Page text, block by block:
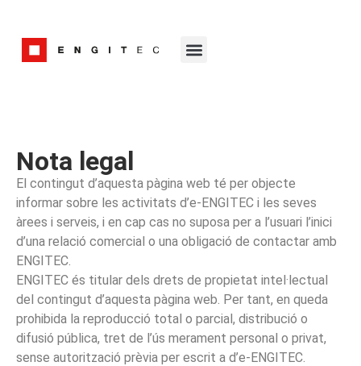
Nota legal
El contingut d’aquesta pàgina web té per objecte
informar sobre les activitats d’e-ENGITEC i les seves
àrees i serveis, i en cap cas no suposa per a l’usuari l’inici
d’una relació comercial o una obligació de contactar amb
ENGITEC.
ENGITEC és titular dels drets de propietat intel·lectual
del contingut d’aquesta pàgina web. Per tant, en queda
prohibida la reproducció total o parcial, distribució o
difusió pública, tret de l’ús merament personal o privat,
sense autorització prèvia per escrit a d’e-ENGITEC.